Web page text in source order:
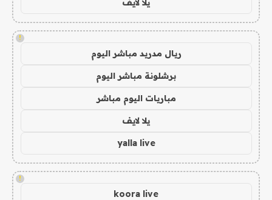
!
ريال مدريد مباشر اليوم
برشلونة مباشر اليوم
مباريات اليوم مباشر
يلا لايف
yalla live
!
koora live